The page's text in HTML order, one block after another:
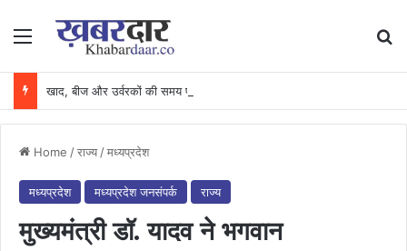
Menu
Home /राज्य /मध्यप्रदेश
मध्यप्रदेश मध्यप्रदेश जनसंपर्क राज्य
मुख्यमंत्री डॉ. यादव ने भगवान